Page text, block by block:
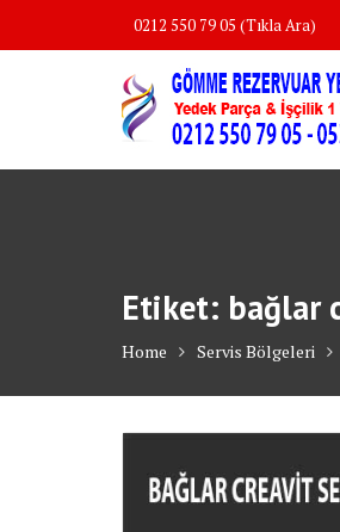
0212 550 79 05 (Tıkla Ara)
Etiket: bağlar
Home Servis Bölgeleri